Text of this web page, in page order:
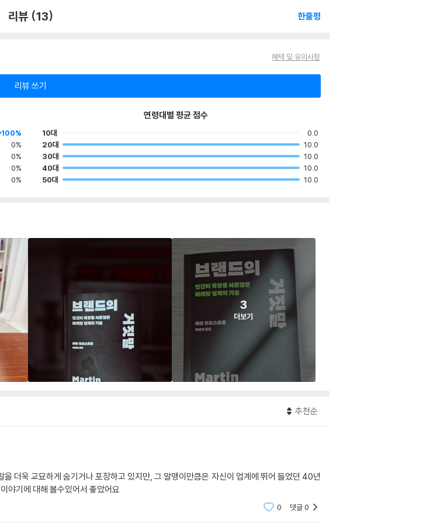
리뷰 (13) 한줄평
혜택 및 유의사항
리뷰 쓰기
100%
0%
0%
0%
0%
연령대별 평균 점수
10대
0.0
20대
10.0
30대
10.0
40대
10.0
50대
10.0
3
더보기
추천순
더욱 교묘하게 숨기거나 포장하고 있지만, 그 알맹이만큼은 자신이 업계에 뛰어 들었던 40년
야기에 대해 볼수있어서 좋았어요
0 댓글0